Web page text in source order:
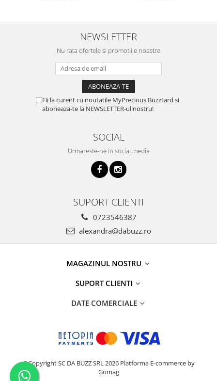
NEWSLETTER
Nu rata ofertele si promotiile noastre
Fii la curent cu noutatile MyPrecious Buzztard si
aboneaza-te la NEWSLETTER-ul nostru!
SOCIAL
Urmareste-ne in social media
SUPORT CLIENTI
0723546387
alexandra@dabuzz.ro
MAGAZINUL NOSTRU
SUPORT CLIENTI
DATE COMERCIALE
©Copyright SC DA BUZZ SRL 2026 Platforma E-commerce by
Gomag